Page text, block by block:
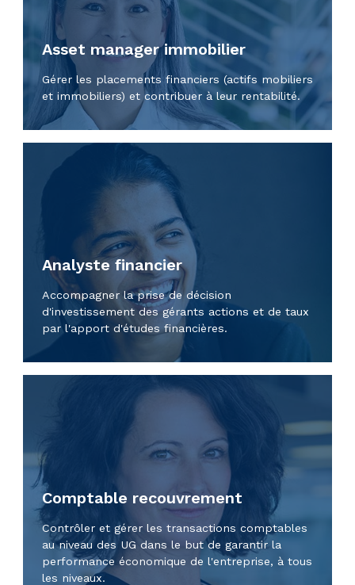
Asset manager immobilier
Gérer les placements financiers (actifs mobiliers
et immobiliers) et contribuer à leur rentabilité.
Analyste financier
Accompagner la prise de décision
d'investissement des gérants actions et de taux
par l'apport d'études financières.
Comptable recouvrement
Contrôler et gérer les transactions comptables
au niveau des UG dans le but de garantir la
performance économique de l'entreprise, à tous
les niveaux.